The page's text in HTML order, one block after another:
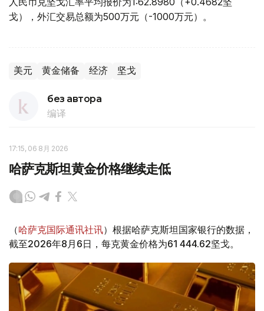
戈），外汇交易总额为500万元（-1000万元）。
美元 黄金储备 经济 坚戈
без автора
编译
17:15, 06 8月 2026
哈萨克斯坦黄金价格继续走低
（哈萨克国际通讯社讯）根据哈萨克斯坦国家银行的数据，
截至2026年8月6日，每克黄金价格为61 444.62坚戈。